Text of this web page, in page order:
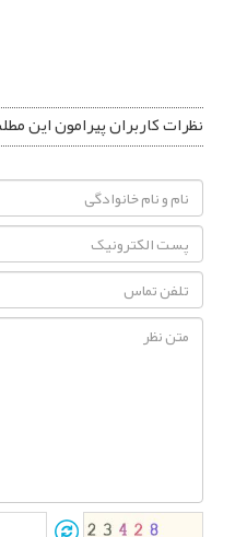
نظرات کاربران پیرامون این